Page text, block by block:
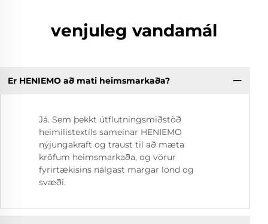
venjuleg vandamál
Er HENIEMO að mati heimsmarkaða?
Já. Sem þekkt útflutningsmiðstöð
heimilistextíls sameinar HENIEMO
nýjungakraft og traust til að mæta
kröfum heimsmarkaða, og vörur
fyrirtækisins nálgast margar lönd og
svæði.